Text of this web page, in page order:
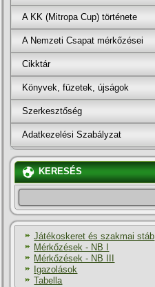
A KK (Mitropa Cup) története
A Nemzeti Csapat mérkőzései
Cikktár
Könyvek, füzetek, újságok
Szerkesztőség
Adatkezelési Szabályzat
KERESÉS
Játékoskeret és szakmai stáb
Mérkőzések - NB I
Mérkőzések - NB III
Igazolások
Tabella